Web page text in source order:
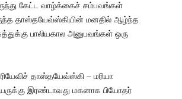
கேட்ட வாழ்க்கைச் சம்பவங்கள்
தாஸ்தயேவ்ஸ்கியின் மனதில் ஆழ்ந்த
பாலியகால அனுபவங்கள் ஒரு
தாஸ்தயேவ்ஸ்கி – மரியா
இரண்டாவது மகனாக பியோதர்